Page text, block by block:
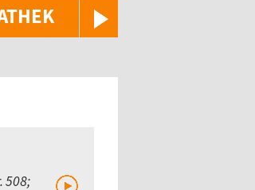
508;